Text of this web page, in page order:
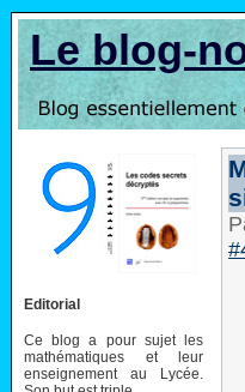
Le blog-
Editorial
Ce blog a pour sujet les
mathématiques et leur
enseignement au Lycée.